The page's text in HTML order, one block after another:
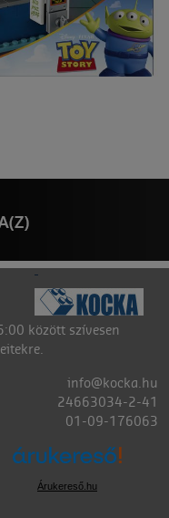
között szívesen
info@kocka.hu
24663034-2-41
01-09-176063
Árukereső.hu